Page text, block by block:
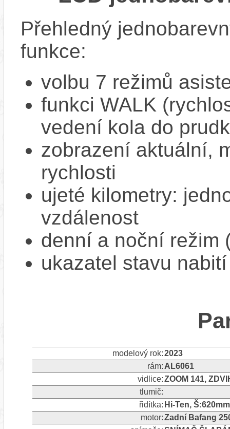
Přehledný
funkce:
volbu 7 režimů
funkci WALK
vedení kola do
zobrazení aktuální,
rychlosti
ujeté kilometry:
vzdálenost
denní a noční režim
ukazatel stavu
modelový rok:2023
rám: AL6061
vidlice:ZOOM 141,
tlumič:
řidítka: Hi-Ten, Š:620mm
motor:Zadní Bafang